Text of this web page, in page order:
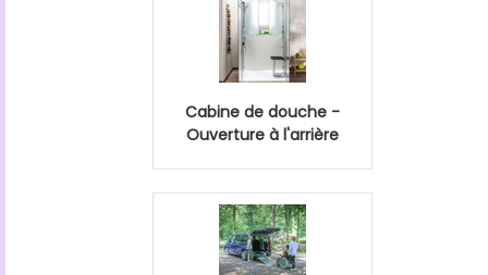
Cabine de douche -
Ouverture à l'arrière